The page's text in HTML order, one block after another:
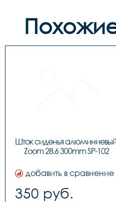
Шток сиденья
Zoom 28.6 300mm SP-102
добавить в сравнение
350 руб.